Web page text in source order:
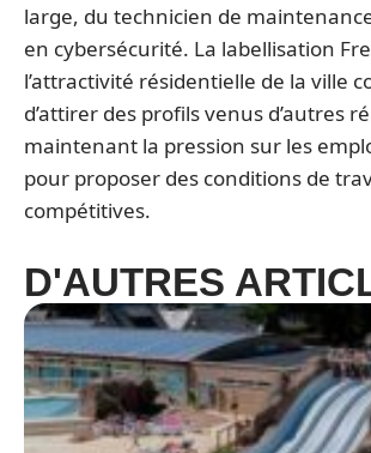
large, du technicien de
en cybersécurité. La labellisation
l’attractivité résidentielle de la ville
d’attirer des profils venus d’autres
maintenant la pression sur les
pour proposer des conditions de
compétitives.
D'AUTRES